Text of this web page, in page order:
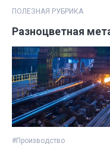
ПОЛЕЗНАЯ РУБРИКА
Разноцветная
#Производство